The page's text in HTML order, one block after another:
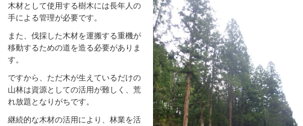
木材として使用する樹木には長年人の
手による管理が必要です。
また、伐採した木材を運搬する重機が
移動するための道を造る必要がありま
す。
ですから、ただ木が生えているだけの
山林は資源としての活用が難しく、荒
れ放題となりがちです。
継続的な木材の活用により、林業を活